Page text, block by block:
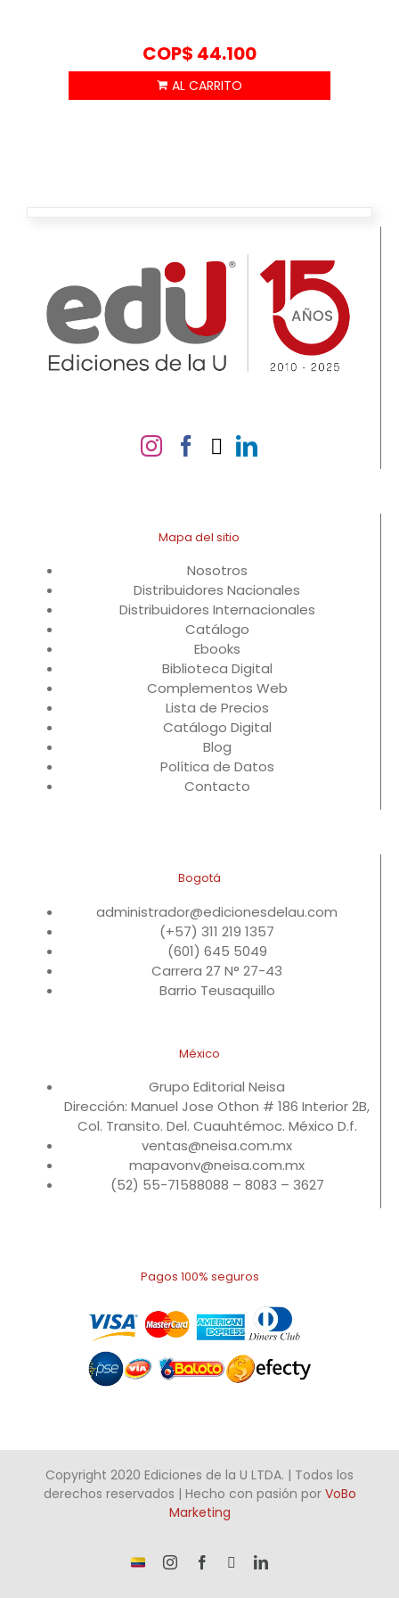
COP$ 44.100
Mapa del sitio
Nosotros
Distribuidores Nacionales
Distribuidores Internacionales
Catálogo
Ebooks
Biblioteca Digital
Complementos Web
Lista de Precios
Catálogo Digital
Blog
Política de Datos
Contacto
Bogotá
administrador@edicionesdelau.com
(+57) 311 219 1357
(601) 645 5049
Carrera 27 N° 27-43
Barrio Teusaquillo
México
Grupo Editorial Neisa
Dirección: Manuel Jose Othon # 186 Interior 2B,
Col. Transito. Del. Cuauhtémoc. México D.f.
ventas@neisa.com.mx
mapavonv@neisa.com.mx
(52) 55-71588088 – 8083 – 3627
Pagos 100% seguros
Copyright 2020 Ediciones de la U LTDA. | Todos los
derechos reservados | Hecho con pasión por VoBo
Marketing
¡Somos InstagramFacebook LinkedIn